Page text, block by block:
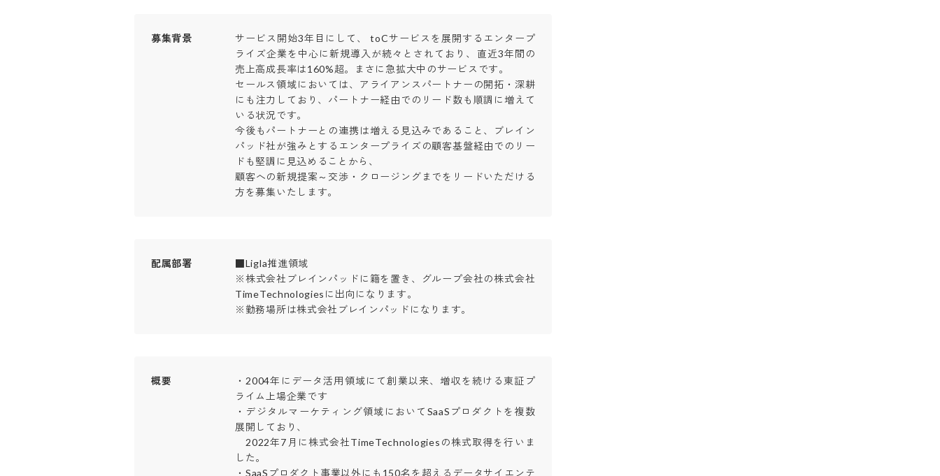
募集背景
サービス開始3年目にして、 toCサービスを展開するエンタープ
ライズ企業を中心に新規導入が続々とされており、直近3年間の
売上高成長率は160%超。まさに急拡大中のサービスです。
セールス領域においては、アライアンスパートナーの開拓・深耕
にも注力しており、パートナー経由でのリード数も順調に増えて
いる状況です。
今後もパートナーとの連携は増える見込みであること、ブレイン
パッド社が強みとするエンタープライズの顧客基盤経由でのリー
ドも堅調に見込めることから、
顧客への新規提案～交渉・クロージングまでをリードいただける
方を募集いたします。
配属部署
■Ligla推進領域
※株式会社ブレインパッドに籍を置き、グループ会社の株式会社
TimeTechnologiesに出向になります。
※勤務場所は株式会社ブレインパッドになります。
概要
・2004年にデータ活用領域にて創業以来、増収を続ける東証プ
ライム上場企業です
・デジタルマーケティング領域においてSaaSプロダクトを複数
展開しており、
2022年7月に株式会社TimeTechnologiesの株式取得を行いま
した。
・SaaSプロダクト事業以外にも150名を超えるデータサイエンテ